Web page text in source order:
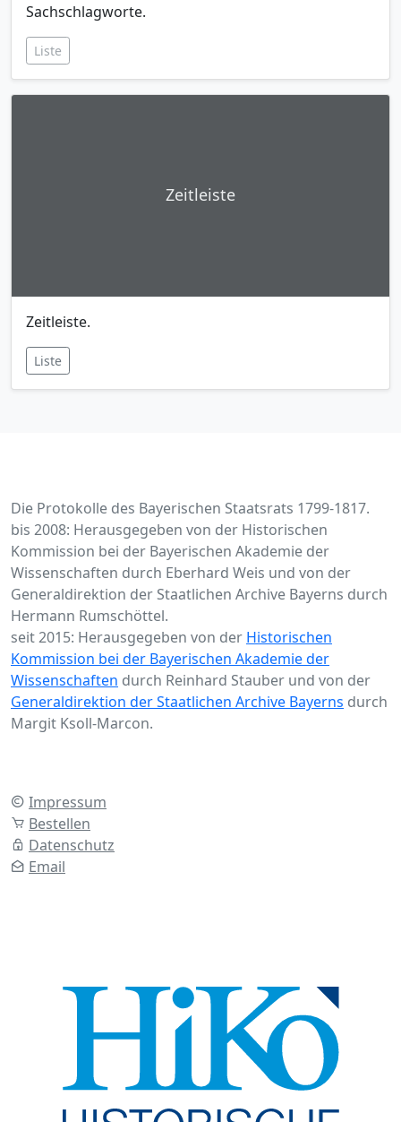
Sachschlagworte.
Liste
Zeitleiste
Zeitleiste.
Liste
Die Protokolle des Bayerischen Staatsrats 1799-1817.
bis 2008: Herausgegeben von der Historischen
Kommission bei der Bayerischen Akademie der
Wissenschaften durch Eberhard Weis und von der
Generaldirektion der Staatlichen Archive Bayerns durch
Hermann Rumschöttel.
seit 2015: Herausgegeben von der Historischen
Kommission bei der Bayerischen Akademie der
Wissenschaften durch Reinhard Stauber und von der
Generaldirektion der Staatlichen Archive Bayerns durch
Margit Ksoll-Marcon.
Impressum
Bestellen
Datenschutz
Email